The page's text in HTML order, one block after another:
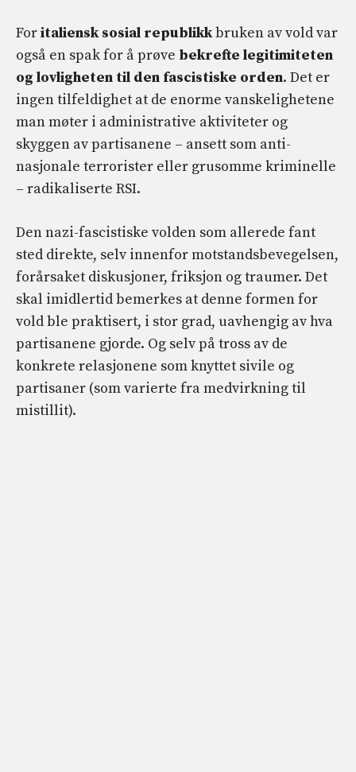
Foritaliensk sosial republikkbruken av vold var
også en spak for å prøve bekrefte legitimiteten
og lovligheten til den fascistiske orden. Det er
ingen tilfeldighet at de enorme vanskelighetene
man møter i administrative aktiviteter og
skyggen av partisanene – ansett som anti-
nasjonale terrorister eller grusomme kriminelle
– radikaliserte RSI.
Den nazi-fascistiske volden som allerede fant
sted direkte, selv innenfor motstandsbevegelsen,
forårsaket diskusjoner, friksjon og traumer. Det
skal imidlertid bemerkes at denne formen for
vold ble praktisert, i stor grad, uavhengig av hva
partisanene gjorde. Og selv på tross av de
konkrete relasjonene som knyttet sivile og
partisaner (som varierte fra medvirkning til
mistillit).